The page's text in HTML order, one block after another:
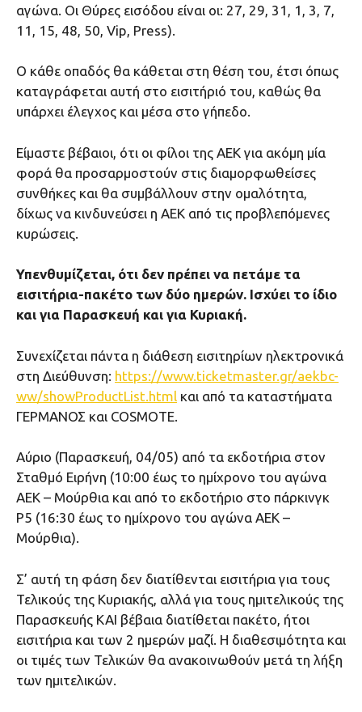
αγώνα. Οι Θύρες εισόδου είναι οι: 27, 29, 31, 1, 3, 7,
11, 15, 48, 50, Vip, Press).
Ο κάθε οπαδός θα κάθεται στη θέση του, έτσι όπως
καταγράφεται αυτή στο εισιτήριό του, καθώς θα
υπάρχει έλεγχος και μέσα στο γήπεδο.
Είμαστε βέβαιοι, ότι oι φίλοι της ΑΕΚ για ακόμη μία
φορά θα προσαρμοστούν στις διαμορφωθείσες
συνθήκες και θα συμβάλλουν στην ομαλότητα,
δίχως να κινδυνεύσει η ΑΕΚ από τις προβλεπόμενες
κυρώσεις.
Υπενθυμίζεται, ότι δεν πρέπει να πετάμε τα
εισιτήρια-πακέτο των δύο ημερών. Ισχύει το ίδιο
και για Παρασκευή και για Κυριακή.
Συνεχίζεται πάντα η διάθεση εισιτηρίων ηλεκτρονικά
στη Διεύθυνση: https://www.ticketmaster.gr/aekbc-
ww/showProductList.html και από τα καταστήματα
ΓΕΡΜΑΝΟΣ και COSMOTE.
Αύριο (Παρασκευή, 04/05) από τα εκδοτήρια στον
Σταθμό Ειρήνη (10:00 έως το ημίχρονο του αγώνα
ΑΕΚ – Μούρθια και από το εκδοτήριο στο πάρκινγκ
P5 (16:30 έως το ημίχρονο του αγώνα ΑΕΚ –
Μούρθια).
Σ’ αυτή τη φάση δεν διατίθενται εισιτήρια για τους
Τελικούς της Κυριακής, αλλά για τους ημιτελικούς της
Παρασκευής ΚΑΙ βέβαια διατίθεται πακέτο, ήτοι
εισιτήρια και των 2 ημερών μαζί. Η διαθεσιμότητα και
οι τιμές των Τελικών θα ανακοινωθούν μετά τη λήξη
των ημιτελικών.